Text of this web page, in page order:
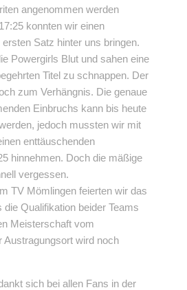
angenommen werden
konnten wir einen
Satz hinter uns bringen.
Powergirls Blut und sahen eine
Titel zu schnappen. Der
zum Verhängnis. Die genaue
Einbruchs kann bis heute
jedoch mussten wir mit
enttäuschenden
hinnehmen. Doch die mäßige
vergessen.
TV Mömlingen feierten wir das
die Qualifikation beider Teams
Meisterschaft vom
Austragungsort wird noch
sich bei allen Fans in der